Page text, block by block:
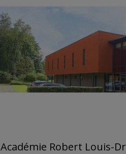
Académie Robert Louis-